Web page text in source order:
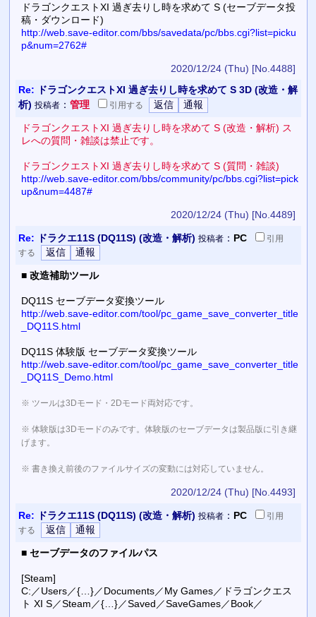
ドラゴンクエストXI 過ぎ去りし時を求めて S (セーブデータ投
稿・ダウンロード)
http://web.save-editor.com/bbs/savedata/pc/bbs.cgi?list=picku
p&num=2762#
2020/12/24 (Thu) [No.4488]
Re: ドラゴンクエストXI 過ぎ去りし時を求めて S 3D (改造・解
析) 投稿者： 管理 引用する
ドラゴンクエストXI 過ぎ去りし時を求めて S (改造・解析) ス
レへの質問・雑談は禁止です。
ドラゴンクエストXI 過ぎ去りし時を求めて S (質問・雑談)
http://web.save-editor.com/bbs/community/pc/bbs.cgi?list=pick
up&num=4487#
2020/12/24 (Thu) [No.4489]
Re: ドラクエ11S (DQ11S) (改造・解析) 投稿者： PC
引用
する
■ 改造補助ツール
DQ11S セーブデータ変換ツール
http://web.save-editor.com/tool/pc_game_save_converter_title
_DQ11S.html
DQ11S 体験版 セーブデータ変換ツール
http://web.save-editor.com/tool/pc_game_save_converter_title
_DQ11S_Demo.html
※ ツールは3Dモード・2Dモード両対応です。
※ 体験版は3Dモードのみです。体験版のセーブデータは製品版に引き継
げます。
※ 書き換え前後のファイルサイズの変動には対応していません。
2020/12/24 (Thu) [No.4493]
Re: ドラクエ11S (DQ11S) (改造・解析) 投稿者： PC
引用
する
■ セーブデータのファイルパス
[Steam]
C:／Users／{…}／Documents／My Games／ドラゴンクエス
ト XI S／Steam／{…}／Saved／SaveGames／Book／